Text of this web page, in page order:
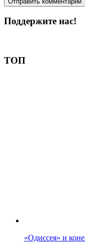
Поддержите нас!
ТОП
«Одиссея» и